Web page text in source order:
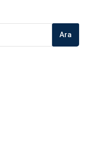
Ara